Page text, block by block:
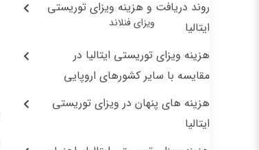
ویزای فنلاند
روند دریافت و هزینه ویزای توریستی
ایتالیا
هزینه ویزای توریستی ایتالیا در
مقایسه با سایر کشورهای اروپایی
هزینه های پنهان در ویزای توریستی
ایتالیا